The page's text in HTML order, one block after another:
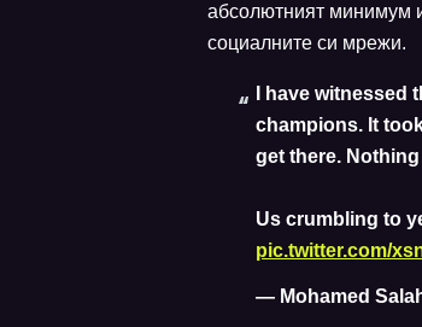
абсолютният минимум
социалните си мрежи.
I have
champions. It
get there.
Us crumbling to
pic.twitter.com/
— Mohamed